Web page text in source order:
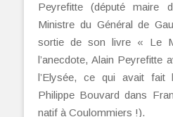
Peyrefitte (député maire
Ministre du Général de
sortie de son livre « Le
l’anecdote, Alain Peyrefitte
l’Elysée, ce qui avait fait
Philippe Bouvard dans
natif à Coulommiers !).